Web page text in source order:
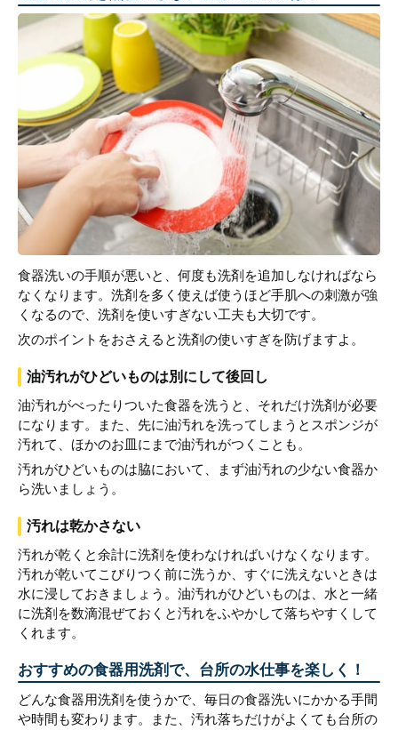
食器洗いの手順が悪いと、何度も洗剤を追加しなければなら
なくなります。洗剤を多く使えば使うほど手肌への刺激が強
くなるので、洗剤を使いすぎない工夫も大切です。
次のポイントをおさえると洗剤の使いすぎを防げますよ。
油汚れがひどいものは別にして後回し
油汚れがべったりついた食器を洗うと、それだけ洗剤が必要
になります。また、先に油汚れを洗ってしまうとスポンジが
汚れて、ほかのお皿にまで油汚れがつくことも。
汚れがひどいものは脇において、まず油汚れの少ない食器か
ら洗いましょう。
汚れは乾かさない
汚れが乾くと余計に洗剤を使わなければいけなくなります。
汚れが乾いてこびりつく前に洗うか、すぐに洗えないときは
水に浸しておきましょう。油汚れがひどいものは、水と一緒
に洗剤を数滴混ぜておくと汚れをふやかして落ちやすくして
くれます。
おすすめの食器用洗剤で、台所の水仕事を楽しく！
どんな食器用洗剤を使うかで、毎日の食器洗いにかかる手間
や時間も変わります。また、汚れ落ちだけがよくても台所の